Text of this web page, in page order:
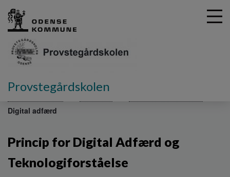
Provstegårdskolen
Skolebestyrelsen
Digital adfærd
Princip for Digital Adfærd og
Teknologiforståelse